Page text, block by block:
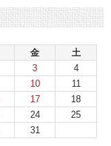
金
土
3
4
10
11
17
18
24
25
31